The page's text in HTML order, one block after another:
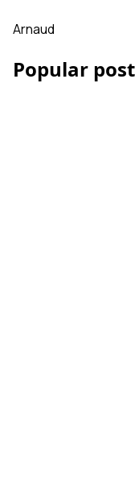
Arnaud
Popular post